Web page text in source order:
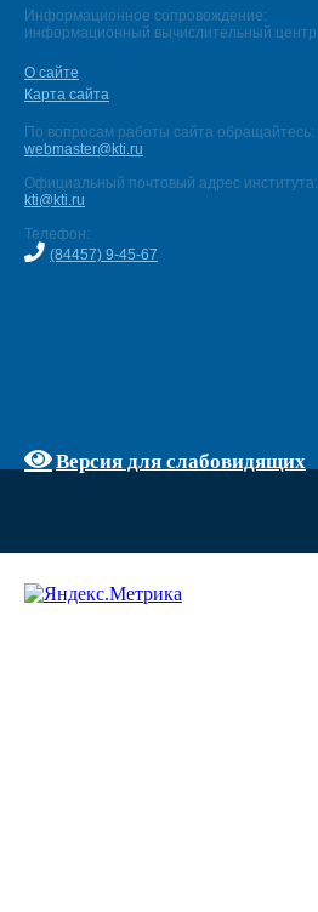
Информационное сопровождение:
информационный вычислительный центр
О сайте
Карта сайта
По вопросам работы сайта обращайтесь:
webmaster@kti.ru
Официальный почтовый адрес института:
kti@kti.ru
Телефон:
(84457) 9-45-67
Версия для слабовидящих